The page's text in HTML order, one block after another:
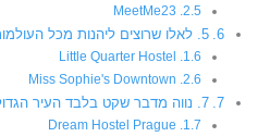
MeetMe23
5. לאלו שרוצים ליהנות מכל העולמות
Little Quarter Hostel
Miss Sophie's Downtown
7. נווה מדבר שקט בלבד העיר הגדולה
Dream Hostel Prague